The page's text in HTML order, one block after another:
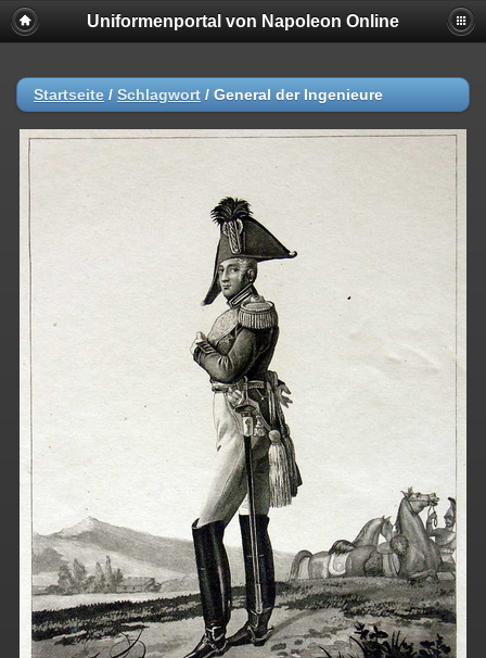
Uniformenportal von Napoleon Online
Startseite / Schlagwort / General der Ingenieure